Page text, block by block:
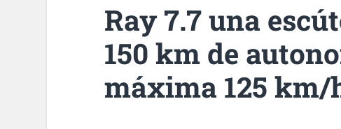
Ray 7.7 una
150 km de
máxima 125 km/